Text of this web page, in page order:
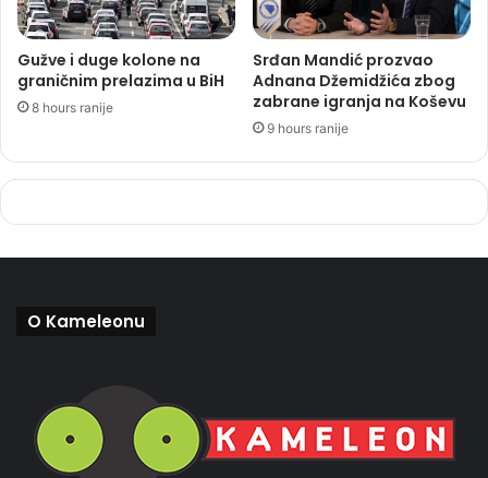
Gužve i duge kolone na
graničnim prelazima u BiH
8 hours ranije
Srđan Mandić prozvao
Adnana Džemidžića zbog
zabrane igranja na Koševu
9 hours ranije
O Kameleonu